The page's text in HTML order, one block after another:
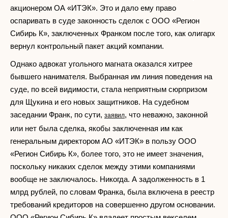
акционером ОА «ИТЭК». Это и дало ему право
оспаривать в суде законность сделок с ООО «Регион
Сибирь К», заключенных Франком после того, как олигарх
вернул контрольный пакет акций компании.
Однако адвокат угольного магната оказался хитрее
бывшего нанимателя. Выбранная им линия поведения на
суде, по всей видимости, стала неприятным сюрпризом
для Щукина и его новых защитников. На судебном
заседании Франк, по сути, заявил, что неважно, законной
или нет была сделка, якобы заключенная им как
генеральным директором АО «ИТЭК» в пользу ООО
«Регион Сибирь К», более того, это не имеет значения,
поскольку никаких сделок между этими компаниями
вообще не заключалось. Никогда. А задолженность в 1
млрд рублей, по словам Франка, была включена в реестр
требований кредиторов на совершенно другом основании.